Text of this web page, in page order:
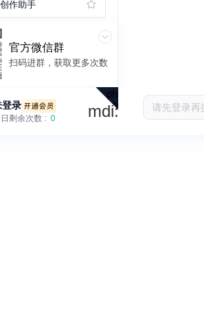
作助手
饰
官方微信群
扫码进群，获取更多次数
ph:qr-
code
登录 开通会员
剩余次数 : 0 mdi:login